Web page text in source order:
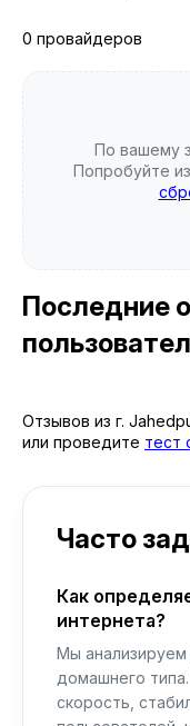
0 провайдеров
По вашему
Попробуйте
Последние
Отзывов из г.
или проведите тест
Часто
Как
интернета?
Мы анализируем
домашнего
скорость,